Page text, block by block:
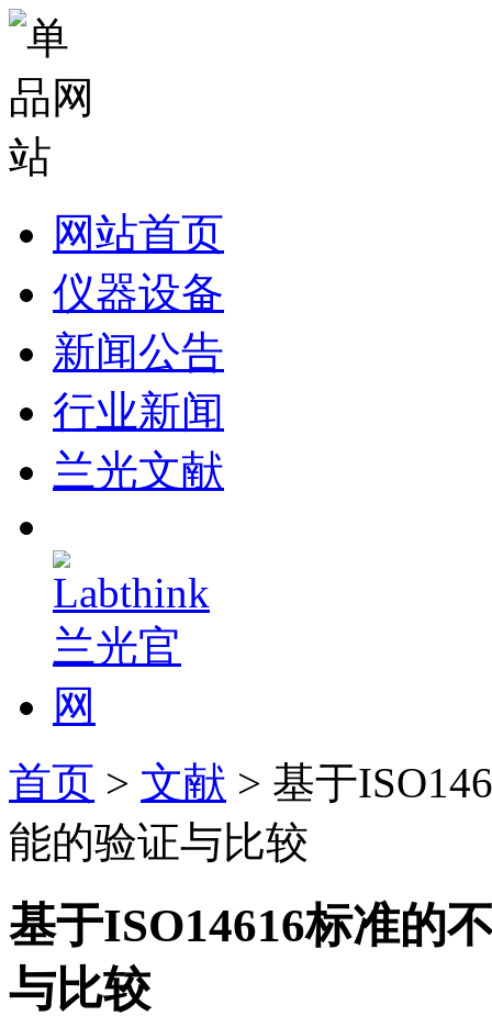
网站首页
仪器设备
新闻公告
行业新闻
兰光文献
首页 > 文献 > 基于
能的验证与比较
基于ISO14616标准的
与比较